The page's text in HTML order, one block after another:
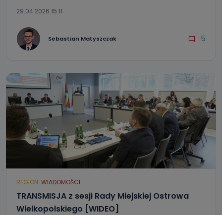
29.04.2026 15:11
Sebastian Matyszczak 5
REGION WIADOMOŚCI
TRANSMISJA z sesji Rady Miejskiej Ostrowa
Wielkopolskiego [WIDEO]